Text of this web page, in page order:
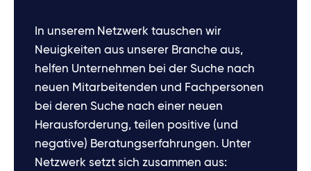
In unserem Netzwerk tauschen wir
Neuigkeiten aus unserer Branche aus,
helfen Unternehmen bei der Suche nach
neuen Mitarbeitenden und Fachpersonen
bei deren Suche nach einer neuen
Herausforderung, teilen positive (und
negative) Beratungserfahrungen. Unter
Netzwerk setzt sich zusammen aus: